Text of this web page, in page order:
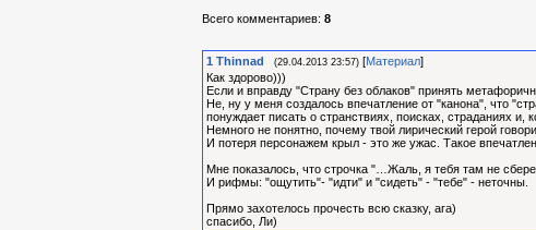
Всего комментариев: 8
1 Thinnad (29.04.2013 23:57) [Материал]
Как здорово)))
Если и вправду "Страну без облаков" принять
Не, ну у меня создалось впечатление от "канона", что
понуждает писать о странствиях, поисках, страданиях и,
Немного не понятно, почему твой лирический герой
И потеря персонажем крыл - это же ужас. Такое
Мне показалось, что строчка "…Жаль, я тебя там не
И рифмы: "ощутить"- "идти" и "сидеть" - "тебе" - неточны.
Прямо захотелось прочесть всю сказку, ага)
спасибо, Ли)